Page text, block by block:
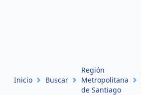
Inicio Buscar
Región
Metropolitana
de Santiago